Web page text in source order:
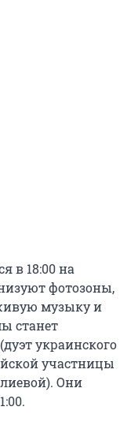
в 18:00 на
фотозоны,
музыку и
станет
украинского
участницы
Они